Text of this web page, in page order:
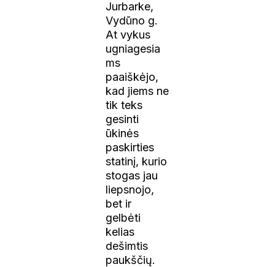
Jurbarke,
Vydūno g.
At vykus
ugniagesia
ms
paaiškėjo,
kad jiems ne
tik teks
gesinti
ūkinės
paskirties
statinį, kurio
stogas jau
liepsnojo,
bet ir
gelbėti
kelias
dešimtis
paukščių.